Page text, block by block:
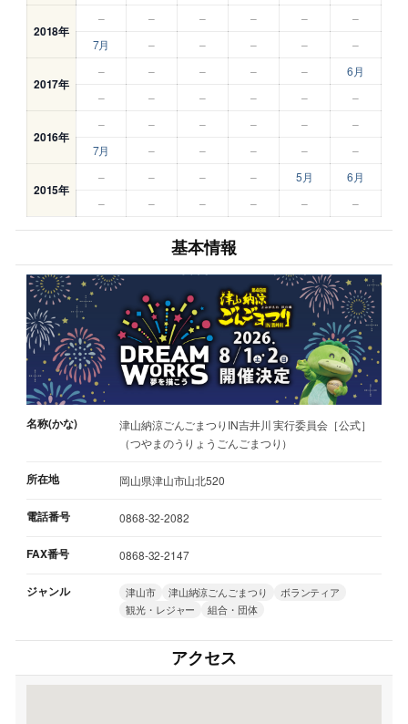
2018年
– – – – –
–
7月
– – – – –
2017年
– – – – –
6月
–
– – – – –
2016年
– – – – –
–
7月
– – – – –
2015年
– – – – 5月
6月
–
– – – – –
基本情報
名称(かな)
津山納涼ごんごまつりIN吉井川 実行委員会［公式］
（つやまのうりょうごんごまつり）
所在地 岡山県津山市山北520
電話番号 0868-32-2082
FAX番号 0868-32-2147
ジャンル 津山市 津山納涼ごんごまつり
ボランティア
観光・レジャー
組合・団体
アクセス